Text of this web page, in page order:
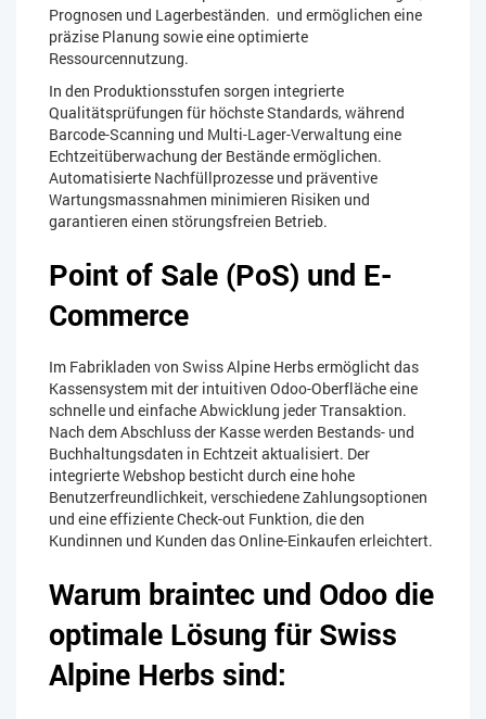
Prognosen und Lagerbeständen. und ermöglichen eine
präzise Planung sowie eine optimierte
Ressourcennutzung.
In den Produktionsstufen sorgen integrierte
Qualitätsprüfungen für höchste Standards, während
Barcode-Scanning und Multi-Lager-Verwaltung eine
Echtzeitüberwachung der Bestände ermöglichen.
Automatisierte Nachfüllprozesse und präventive
Wartungsmassnahmen minimieren Risiken und
garantieren einen störungsfreien Betrieb.
Point of Sale (PoS) und E-
Commerce
Im Fabrikladen von Swiss Alpine Herbs ermöglicht das
Kassensystem mit der intuitiven Odoo-Oberfläche eine
schnelle und einfache Abwicklung jeder Transaktion.
Nach dem Abschluss der Kasse werden Bestands- und
Buchhaltungsdaten in Echtzeit aktualisiert. Der
integrierte Webshop besticht durch eine hohe
Benutzerfreundlichkeit, verschiedene Zahlungsoptionen
und eine effiziente Check-out Funktion, die den
Kundinnen und Kunden das Online-Einkaufen erleichtert.
Warum braintec und Odoo die
optimale Lösung für Swiss
Alpine Herbs sind: